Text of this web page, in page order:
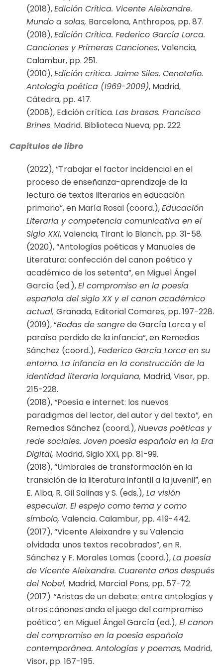
(2018),Edición Crítica. Vicente Aleixandre.
Mundo a solas, Barcelona, Anthropos, pp. 87.
(2018),Edición Crítica. Federico García Lorca.
Canciones y Primeras Canciones, Valencia,
Calambur, pp. 251.
(2010),Edición crítica. Jaime Siles. Cenotafio.
Antología poética (1969-2009), Madrid,
Cátedra, pp. 417.
(2008), Edición crítica. Las brasas. Francisco
Brines. Madrid. Biblioteca Nueva, pp. 222
Capítulos de libro
(2022), “Trabajar el factor incidencial en el
proceso de enseñanza-aprendizaje de la
lectura de textos literarios en educación
primaria”, en María Rosal (coord.),Educación
Literaria y competencia comunicativa en el
Siglo XXI, Valencia, Tirant lo Blanch, pp. 31-58.
(2020), “Antologías poéticas y Manuales de
Literatura: confección del canon poético y
académico de los setenta”, en Miguel Ángel
García (ed.),El compromiso en la poesía
española del siglo XX y el canon académico
actual, Granada, Editorial Comares, pp. 197-228.
(2019), “Bodas de sangrede García Lorca y el
paraíso perdido de la infancia”, en Remedios
Sánchez (coord.),Federico García Lorca en su
entorno. La infancia en la construcción de la
identidad literaria lorquiana, Madrid, Visor, pp.
215-228.
(2018), “Poesía e internet: los nuevos
paradigmas del lector, del autor y del texto”, en
Remedios Sánchez (coord.),Nuevas poéticas y
rede sociales. Joven poesía española en la Era
Digital, Madrid, Siglo XXI, pp. 81-99.
(2018), “Umbrales de transformación en la
transición de la literatura infantil a la juvenil”, en
E. Alba, R. Gil Salinas y S. (eds.),La visión
especular. El espejo como tema y como
símbolo, Valencia. Calambur, pp. 419-442.
(2017), “Vicente Aleixandre y su Valencia
olvidada: unos textos recobrados”, en R.
Sánchez y F. Morales Lomas (coord.),La poesía
de Vicente Aleixandre. Cuarenta años después
del Nobel, Madrid, Marcial Pons, pp. 57-72.
(2017) “Aristas de un debate: entre antologías y
otros cánones anda el juego del compromiso
poético”, en Miguel Ángel García (ed.),El canon
del compromiso en la poesía española
contemporánea. Antologías y poemas, Madrid,
Visor, pp. 167-195.